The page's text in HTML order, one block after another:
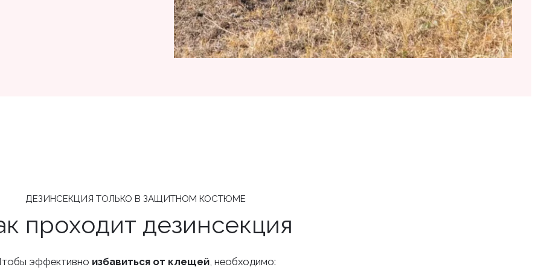
ДЕЗИНСЕКЦИЯ ТОЛЬКО В ЗАЩИТНОМ КОСТЮМЕ
проходит дезинсекция
эффективно избавиться от клещей, необходимо: